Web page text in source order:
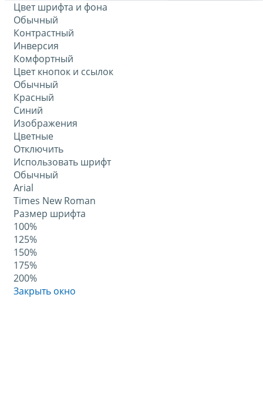
Цвет шрифта и фона
Обычный
Контрастный
Инверсия
Комфортный
Цвет кнопок и ссылок
Обычный
Красный
Синий
Изображения
Цветные
Отключить
Использовать шрифт
Обычный
Arial
Times New Roman
Размер шрифта
100%
125%
150%
175%
200%
Закрыть окно